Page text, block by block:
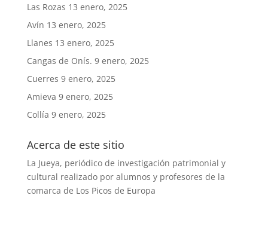
Las Rozas 13 enero, 2025
Avín 13 enero, 2025
Llanes 13 enero, 2025
Cangas de Onís. 9 enero, 2025
Cuerres 9 enero, 2025
Amieva 9 enero, 2025
Collía 9 enero, 2025
Acerca de este sitio
La Jueya, periódico de investigación patrimonial y
cultural realizado por alumnos y profesores de la
comarca de Los Picos de Europa